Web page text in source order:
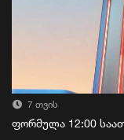
7 თვის
ფორმულა 12:00